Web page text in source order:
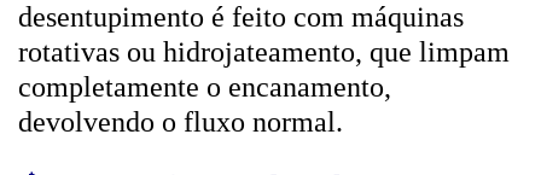
desentupimento é feito com máquinas
rotativas ou hidrojateamento, que limpam
completamente o encanamento,
devolvendo o fluxo normal.